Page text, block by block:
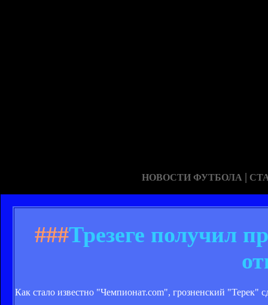
НОВОСТИ ФУТБОЛА |
###Трезеге получил
Как стало известно "Чемпионат.com", грозненский "Терек"